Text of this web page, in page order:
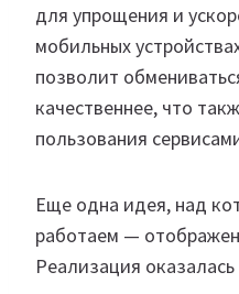
для упрощения и
мобильных
позволит
качественнее, что
пользования
Еще одна идея, над
работаем —
Реализация